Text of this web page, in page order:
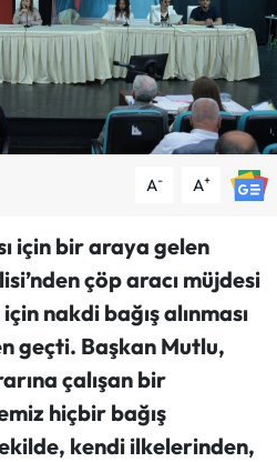
A- A+
için bir araya gelen
çöp aracı müjdesi
için nakdi bağış alınması
geçti. Başkan Mutlu,
çalışan bir
hiçbir bağış
kendi ilkelerinden,